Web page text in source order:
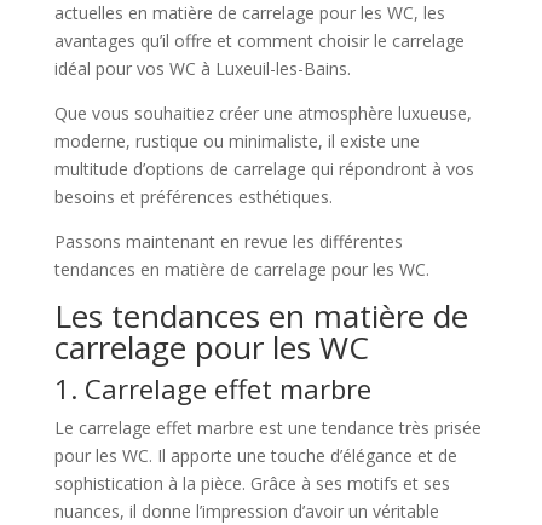
actuelles en matière de carrelage pour les WC, les
avantages qu’il offre et comment choisir le carrelage
idéal pour vos WC à Luxeuil-les-Bains.
Que vous souhaitiez créer une atmosphère luxueuse,
moderne, rustique ou minimaliste, il existe une
multitude d’options de carrelage qui répondront à vos
besoins et préférences esthétiques.
Passons maintenant en revue les différentes
tendances en matière de carrelage pour les WC.
Les tendances en matière de
carrelage pour les WC
1. Carrelage effet marbre
Le carrelage effet marbre est une tendance très prisée
pour les WC. Il apporte une touche d’élégance et de
sophistication à la pièce. Grâce à ses motifs et ses
nuances, il donne l’impression d’avoir un véritable